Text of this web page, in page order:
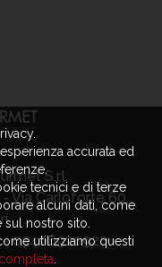
S.r.l.
Via Carloforte 60,
03406920920
accurata ed
tecnici e di terze
alcuni dati, come
nostro sito.
utilizziamo questi